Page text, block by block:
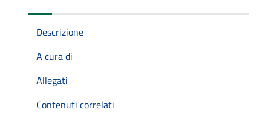
Descrizione
A cura di
Allegati
Contenuti correlati